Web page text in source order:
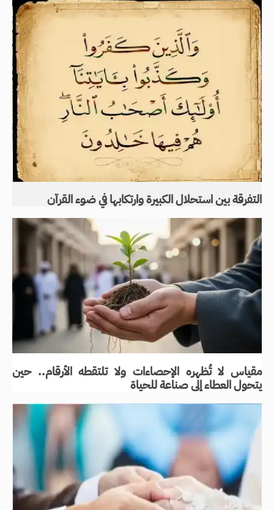
التفرقة بين استحلال الكبيرة وارتكابها في ضوء القرآن
مقياس لا تُظهره الإحصاءات ولا تلتقطه الأرقام.. حين
يتحول العطاء إلى صناعة للحياة